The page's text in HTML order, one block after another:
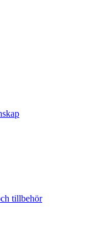
tillbehör